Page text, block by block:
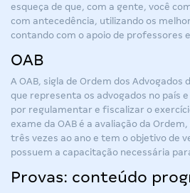
esqueça de que, com a gente, você
com antecedência, utilizando os
contando com o apoio de professores
OAB
A OAB, sigla de Ordem dos Advogados
que representa os advogados no país
por regulamentar e fiscalizar o
exame da OAB é a avaliação da
três vezes ao ano e tem o objetivo de
possuem a capacitação necessária
Provas: conteúdo